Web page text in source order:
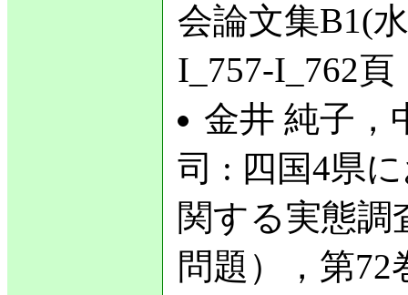
会論文集B1(
I_757-I_762頁
金井 純子，
司 : 四国4県
関する実態調
問題），第72